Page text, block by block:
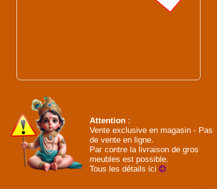
Attention :
Vente exclusive en magasin - Pas
de vente en ligne.
Par contre la livraison de gros
meubles est possible.
Tous les détails ici